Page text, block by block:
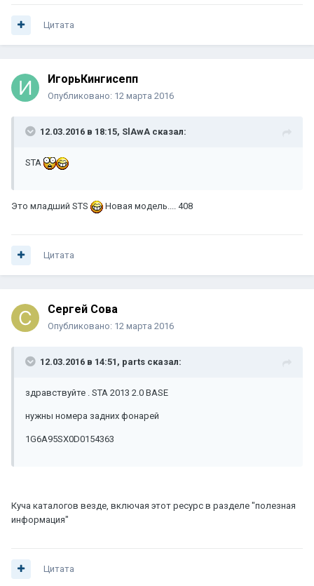
Цитата
ИгорьКингисепп
Опубликовано: 12 марта 2016
12.03.2016 в 18:15, SlAwA сказал:
STA
Это младший STS Новая модель.... 408
Цитата
Сергей Сова
Опубликовано: 12 марта 2016
12.03.2016 в 14:51, parts сказал:
здравствуйте . STA 2013 2.0 BASE
нужны номера задних фонарей
1G6A95SX0D0154363
Куча каталогов везде, включая этот ресурс в разделе "полезная
информация"
Цитата